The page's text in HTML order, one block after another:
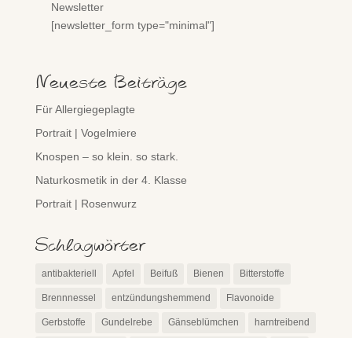
Newsletter
[newsletter_form type="minimal"]
Neueste Beiträge
Für Allergiegeplagte
Portrait | Vogelmiere
Knospen – so klein. so stark.
Naturkosmetik in der 4. Klasse
Portrait | Rosenwurz
Schlagwörter
antibakteriell Apfel Beifuß Bienen Bitterstoffe
Brennnessel entzündungshemmend Flavonoide
Gerbstoffe Gundelrebe Gänseblümchen harntreibend